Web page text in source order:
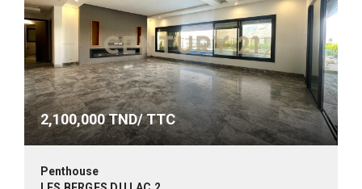
2,100,000TND/ TTC
Penthouse